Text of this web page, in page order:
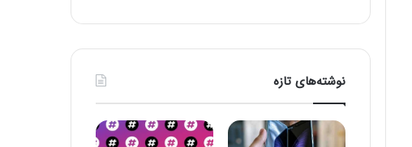
نوشته‌های تازه